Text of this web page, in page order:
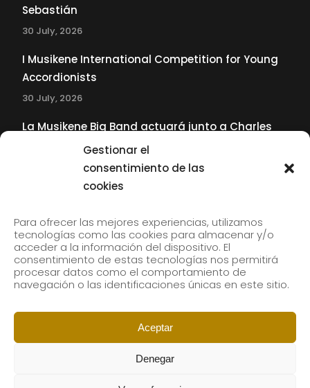
Gestionar el
consentimiento de las
cookies
Para ofrecer las mejores experiencias, utilizamos
tecnologías como las cookies para almacenar y/o
acceder a la información del dispositivo. El
consentimiento de estas tecnologías nos permitirá
procesar datos como el comportamiento de
navegación o las identificaciones únicas en este sitio.
Aceptar
Denegar
Sebastián
30 July, 2026
I Musikene International Competition for Young
Accordionists
30 July, 2026
La Musikene Big Band actuará junto a Charles
Tolliver en el 61 Jazzaldia
Subscribe to our newsletter to receive our news by
email.